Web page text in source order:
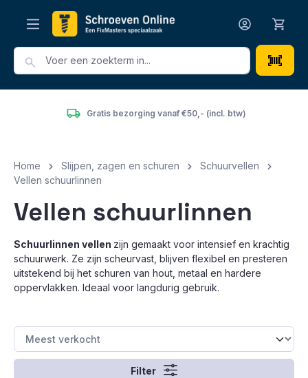
Gratis bezorging vanaf €50,- (incl. btw)
Home Slijpen, zagen en schuren
Schuurvellen
Vellen schuurlinnen
Vellen schuurlinnen
Schuurlinnen vellen zijn gemaakt voor intensief en krachtig
schuurwerk. Ze zijn scheurvast, blijven flexibel en presteren
uitstekend bij het schuren van hout, metaal en hardere
oppervlakken. Ideaal voor langdurig gebruik.
Filter